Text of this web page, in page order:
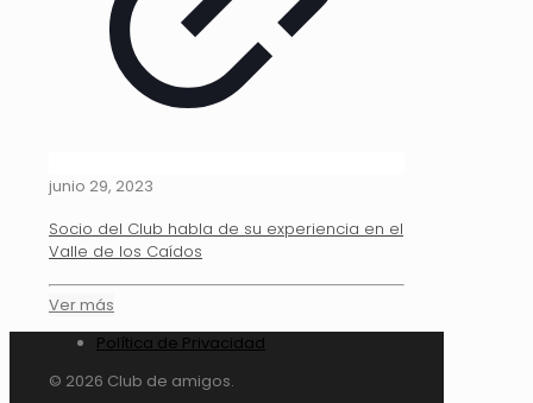
junio 29, 2023
Socio del Club habla de su experiencia en el
Valle de los Caídos
Ver más
Política de Privacidad
© 2026 Club de amigos.